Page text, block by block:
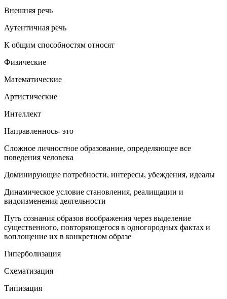
Внешняя речь
Аутентичная речь
К общим способностям относят
Физические
Математические
Артистические
Интеллект
Направленнось- это
Сложное личностное образование, определяющее все
поведения человека
Доминирующие потребности, интересы, убеждения, идеалы
Динамическое условие становления, реалищации и
видоизменения деятельности
Путь сознания образов воображения через выделение
существенного, повторяющегося в одногородных фактах и
воплощение их в конкретном образе
Гиперболизация
Схематизация
Типизация